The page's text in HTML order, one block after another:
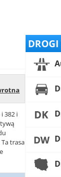
382 i
trasa
DROGI